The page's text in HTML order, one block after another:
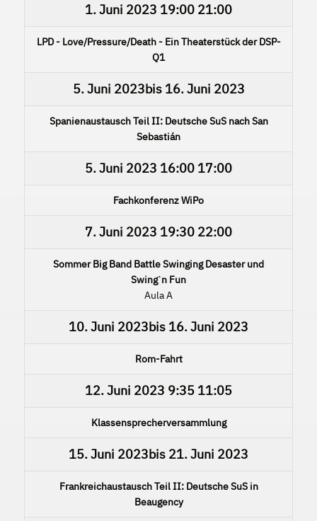
1. Juni 2023 19:00 21:00
LPD - Love/Pressure/Death - Ein Theaterstück der DSP-
Q1
5. Juni 2023bis 16. Juni 2023
Spanienaustausch Teil II: Deutsche SuS nach San
Sebastián
5. Juni 2023 16:00 17:00
Fachkonferenz WiPo
7. Juni 2023 19:30 22:00
Sommer Big Band Battle Swinging Desaster und
Swingˋn Fun
Aula A
10. Juni 2023bis 16. Juni 2023
Rom-Fahrt
12. Juni 2023 9:35 11:05
Klassensprecherversammlung
15. Juni 2023bis 21. Juni 2023
Frankreichaustausch Teil II: Deutsche SuS in
Beaugency